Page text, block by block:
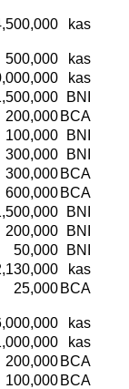
kas
500,000
kas
kas
BNI
200,000 BCA
100,000
BNI
300,000
BNI
300,000 BCA
600,000 BCA
BNI
200,000
BNI
50,000
BNI
kas
25,000 BCA
kas
kas
200,000 BCA
100,000 BCA